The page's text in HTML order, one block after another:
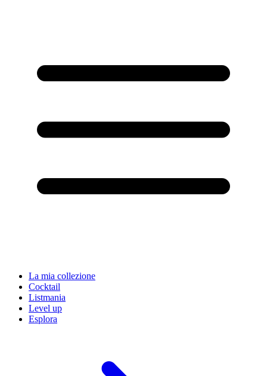
La mia collezione
Cocktail
Listmania
Level up
Esplora